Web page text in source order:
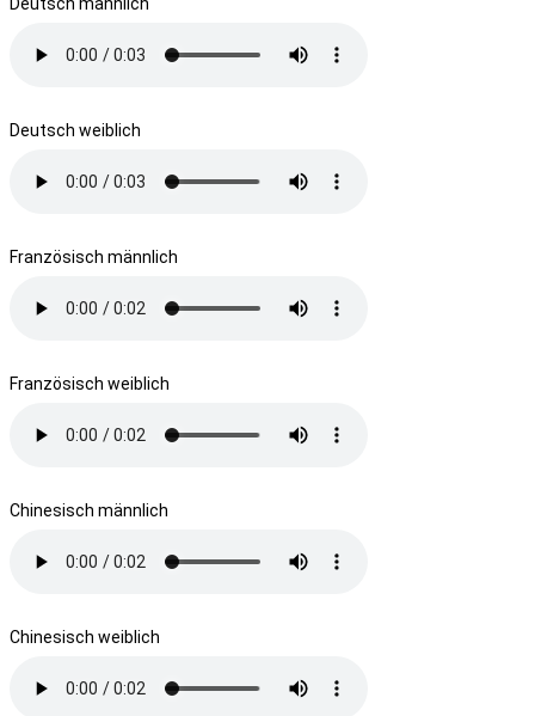
Deutsch weiblich
Französisch männlich
Französisch weiblich
Chinesisch männlich
Chinesisch weiblich